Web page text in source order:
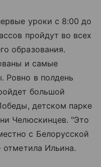
уроки с 8:00 до
пройдут во всех
образования.
и самые
Ровно в полдень
большой
детском парке
Челюскинцев. "Это
с Белорусской
отметила Ильина.